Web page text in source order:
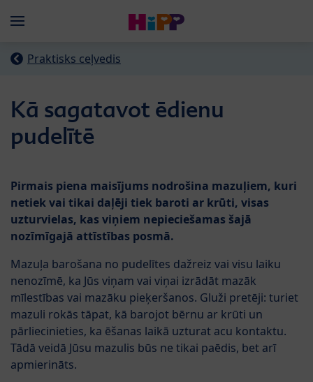
Menü
Praktisks ceļvedis
Kā sagatavot ēdienu
pudelītē
Pirmais piena maisījums nodrošina mazuļiem, kuri
netiek vai tikai daļēji tiek baroti ar krūti, visas
uzturvielas, kas viņiem nepieciešamas šajā
nozīmīgajā attīstības posmā.
Mazuļa barošana no pudelītes dažreiz vai visu laiku
nenozīmē, ka Jūs viņam vai viņai izrādāt mazāk
mīlestības vai mazāku pieķeršanos. Gluži pretēji: turiet
mazuli rokās tāpat, kā barojot bērnu ar krūti un
pārliecinieties, ka ēšanas laikā uzturat acu kontaktu.
Tādā veidā Jūsu mazulis būs ne tikai paēdis, bet arī
apmierināts.